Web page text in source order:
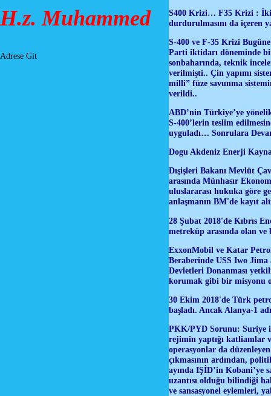
H.z. Muhammed
Adrese Git
S400 Krizi… F35 Krizi : İki
durdurulmasını da içeren
S-400 ve F-35 Krizi
Parti iktidarı döneminde
sonbaharında, teknik
verilmişti.. Çin yapımı
milli” füze savunma
verildi..
ABD’nin Türkiye’ye
S-400’lerin teslim
uyguladı… Sonrulara
Dogu Akdeniz Enerji
Dışişleri Bakanı Mevlüt
arasında Münhasır
uluslararası hukuka göre
anlaşmanın BM'de kayıt
28 Şubat 2018'de Kıbrıs
metreküp arasında olan
ExxonMobil ve Katar
Beraberinde USS Iwo
Devletleri Donanması
korumak gibi bir misyonu
30 Ekim 2018'de Türk
başladı. Ancak Alanya-1
PKK/PYD Sorunu: Suriye
rejimin yaptığı katliamlar
operasyonlar da
çıkmasının ardından,
ayında IŞİD’in Kobani’ye
uzantısı olduğu bilindiği
ve sansasyonel eylemleri,